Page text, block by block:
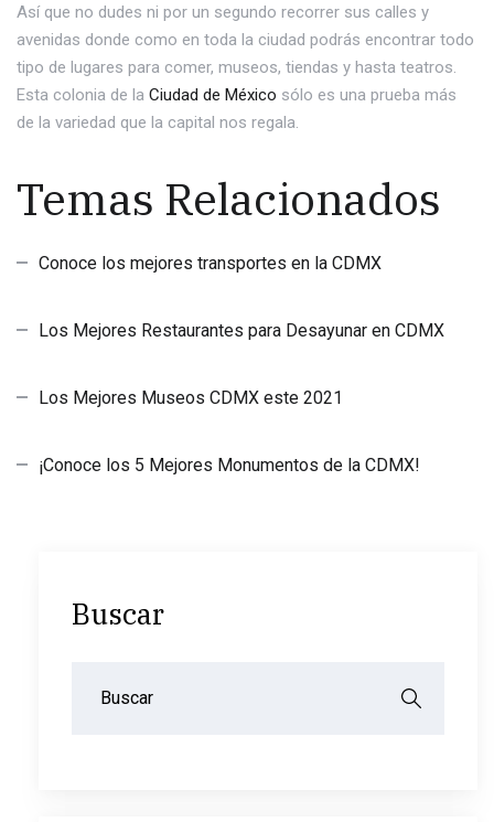
Así que no dudes ni por un segundo recorrer sus calles y
avenidas donde como en toda la ciudad podrás encontrar todo
tipo de lugares para comer, museos, tiendas y hasta teatros.
Esta colonia de la Ciudad de México sólo es una prueba más
de la variedad que la capital nos regala.
Temas Relacionados
Conoce los mejores transportes en la CDMX
Los Mejores Restaurantes para Desayunar en CDMX
Los Mejores Museos CDMX este 2021
¡Conoce los 5 Mejores Monumentos de la CDMX!
Buscar